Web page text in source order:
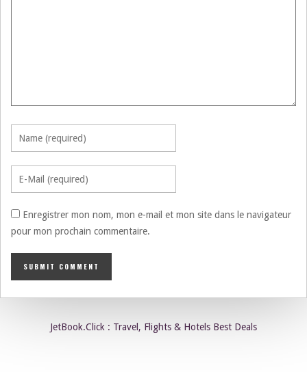
Enregistrer mon nom, mon e-mail et mon site dans le navigateur
pour mon prochain commentaire.
JetBook.Click : Travel, Flights & Hotels Best Deals